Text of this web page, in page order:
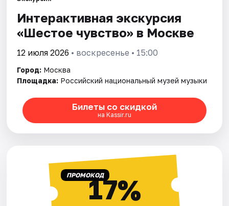
Интерактивная экскурсия
«Шестое чувство» в Москве
12 июля 2026 • воскресенье • 15:00
Город: Москва
Площадка: Российский национальный музей музыки
Билеты со скидкой
на Kassir.ru
ПРОМОКОД17%